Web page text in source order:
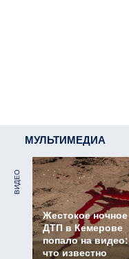
МУЛЬТИМЕДИА
ВИДЕО
Жестокое ночное
ДТП в Кемерове
попало на видео:
что известно